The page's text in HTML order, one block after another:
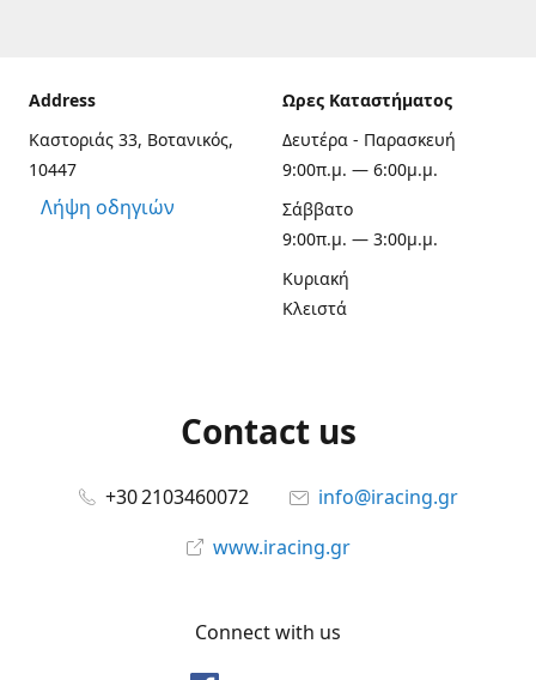
Address
Καστοριάς 33, Βοτανικός,
10447
Λήψη οδηγιών
Ωρες Καταστήματος
Δευτέρα - Παρασκευή
9:00π.μ. — 6:00μ.μ.
Σάββατο
9:00π.μ. — 3:00μ.μ.
Κυριακή
Κλειστά
Contact us
+30 2103460072
info@iracing.gr
www.iracing.gr
Connect with us